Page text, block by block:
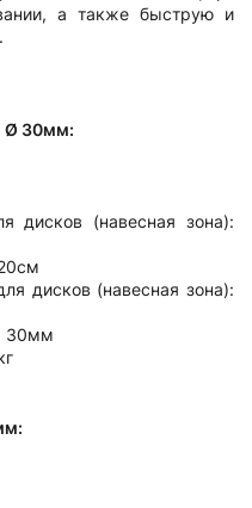
а также быструю и
Ø 30мм:
дисков (навесная зона):
дисков (навесная зона):
30мм